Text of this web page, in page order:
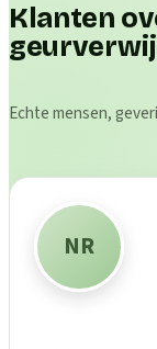
Klanten
Echte mensen,
NR